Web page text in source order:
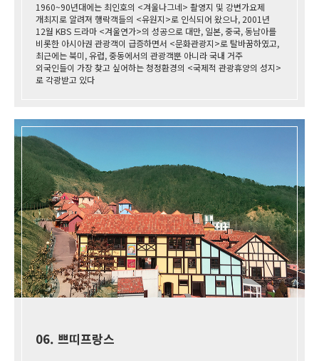
1960~90년대에는 최인호의 <겨울나그네> 촬영지 및 강변가요제
개최지로 알려져 행락객들의 <유원지>로 인식되어 왔으나, 2001년
12월 KBS 드라마 <겨울연가>의 성공으로 대만, 일본, 중국, 동남아를
비롯한 아시아권 관광객이 급증하면서 <문화관광지>로 탈바꿈하였고,
최근에는 북미, 유럽, 중동에서의 관광객뿐 아니라 국내 거주
외국인들이 가장 찾고 싶어하는 청정환경의 <국제적 관광휴양의 성지>
로 각광받고 있다
06. 쁘띠프랑스